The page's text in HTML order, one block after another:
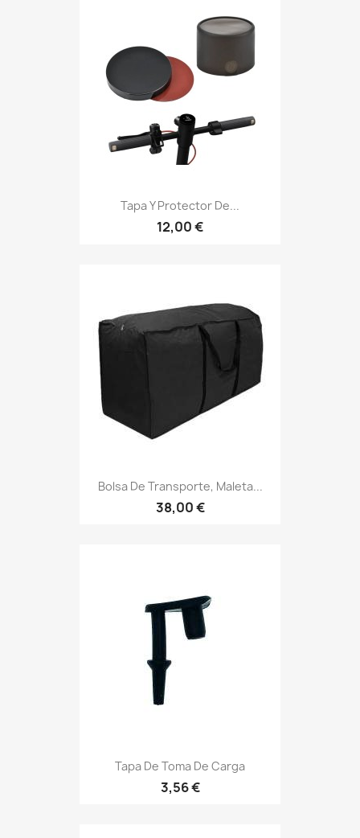
Tapa Y Protector De...
12,00 €
Bolsa De Transporte, Maleta...
38,00 €
Tapa De Toma De Carga
3,56 €